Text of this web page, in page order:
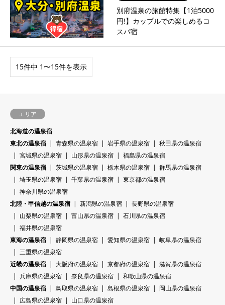
別府温泉の旅館特集【1泊5000
円!】カップルでの楽しめるコ
スパ宿
15件中 1〜15件を表示
エリア
北海道の温泉宿
東北の温泉宿
青森県の温泉宿 岩手県の温泉宿
秋田県の温泉宿
宮城県の温泉宿
山形県の温泉宿
福島県の温泉宿
関東の温泉宿
茨城県の温泉宿 栃木県の温泉宿
群馬県の温泉宿
埼玉県の温泉宿
千葉県の温泉宿
東京都の温泉宿
神奈川県の温泉宿
北陸・甲信越の温泉宿
新潟県の温泉宿
長野県の温泉宿
山梨県の温泉宿
富山県の温泉宿
石川県の温泉宿
福井県の温泉宿
東海の温泉宿
静岡県の温泉宿 愛知県の温泉宿
岐阜県の温泉宿
三重県の温泉宿
近畿の温泉宿
大阪府の温泉宿 京都府の温泉宿
滋賀県の温泉宿
兵庫県の温泉宿
奈良県の温泉宿
和歌山県の温泉宿
中国の温泉宿
鳥取県の温泉宿 島根県の温泉宿
岡山県の温泉宿
広島県の温泉宿
山口県の温泉宿